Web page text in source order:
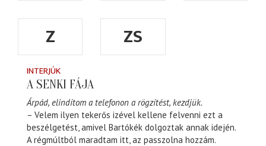
Z
ZS
INTERJÚK
A SENKI FÁJA
Árpád, elindítom a telefonon a rögzítést, kezdjük.
– Velem ilyen tekerős izével kellene felvenni ezt a
beszélgetést, amivel Bartókék dolgoztak annak idején.
A régmúltból maradtam itt, az passzolna hozzám.